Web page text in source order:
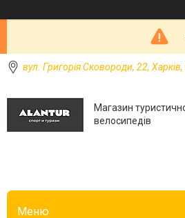
вул. Григорія Сковороди, 22, Харків,
Магазин
велосипедів